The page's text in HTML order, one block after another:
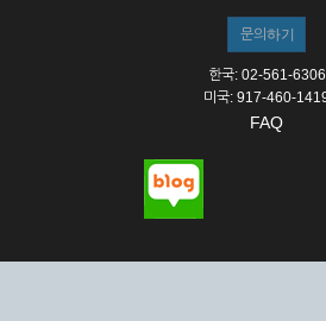
한국: 02-561-6306
미국: 917-460-
FAQ